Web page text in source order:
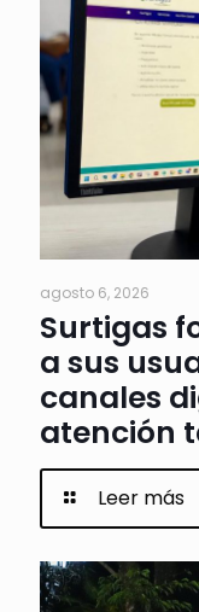
agosto 6, 2026
Surtigas
a sus
canales
atención
Leer más